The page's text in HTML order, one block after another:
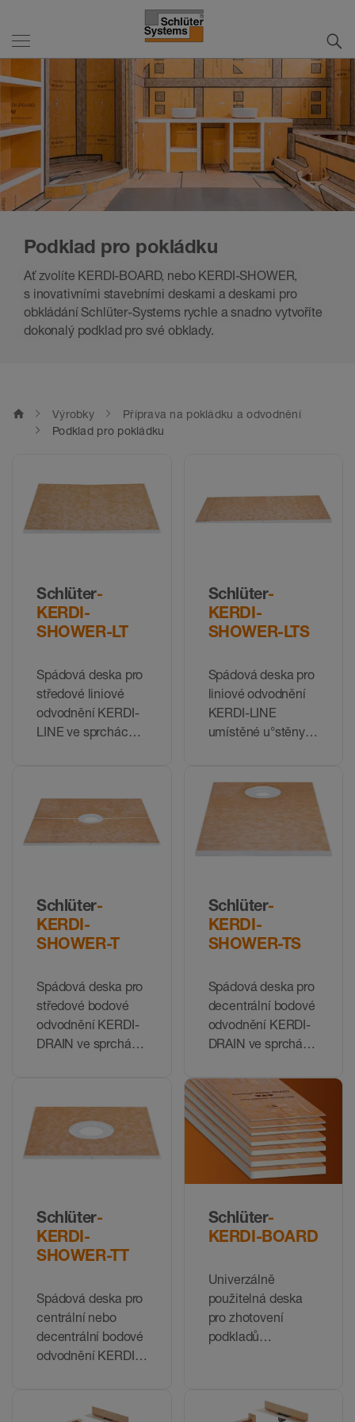
Podklad pro pokládku
Ať zvolíte KERDI-BOARD, nebo KERDI-SHOWER,
s inovativními stavebními deskami a deskami pro
obkládání Schlüter-Systems rychle a snadno vytvoříte
dokonalý podklad pro své obklady.
home Výrobky
Příprava na pokládku a odvodnění
Podklad pro pokládku
Schlüter-
KERDI-
SHOWER-LT
Spádová deska pro
středové liniové
odvodnění KERDI-
LINE ve sprchách
Schlüter-
KERDI-
SHOWER-LTS
Spádová deska pro
liniové odvodnění
KERDI-LINE
umístěné u°stěny
Schlüter-
KERDI-
SHOWER-T
Spádová deska pro
středové bodové
odvodnění KERDI-
DRAIN ve sprchách
Schlüter-
KERDI-
SHOWER-TS
Spádová deska pro
decentrální bodové
odvodnění KERDI-
DRAIN ve sprchách
Schlüter-
KERDI-
SHOWER-TT
Spádová deska pro
centrální nebo
decentrální bodové
odvodnění KERDI-
Schlüter-
KERDI-BOARD
Univerzálně
použitelná deska
pro zhotovení
podkladů